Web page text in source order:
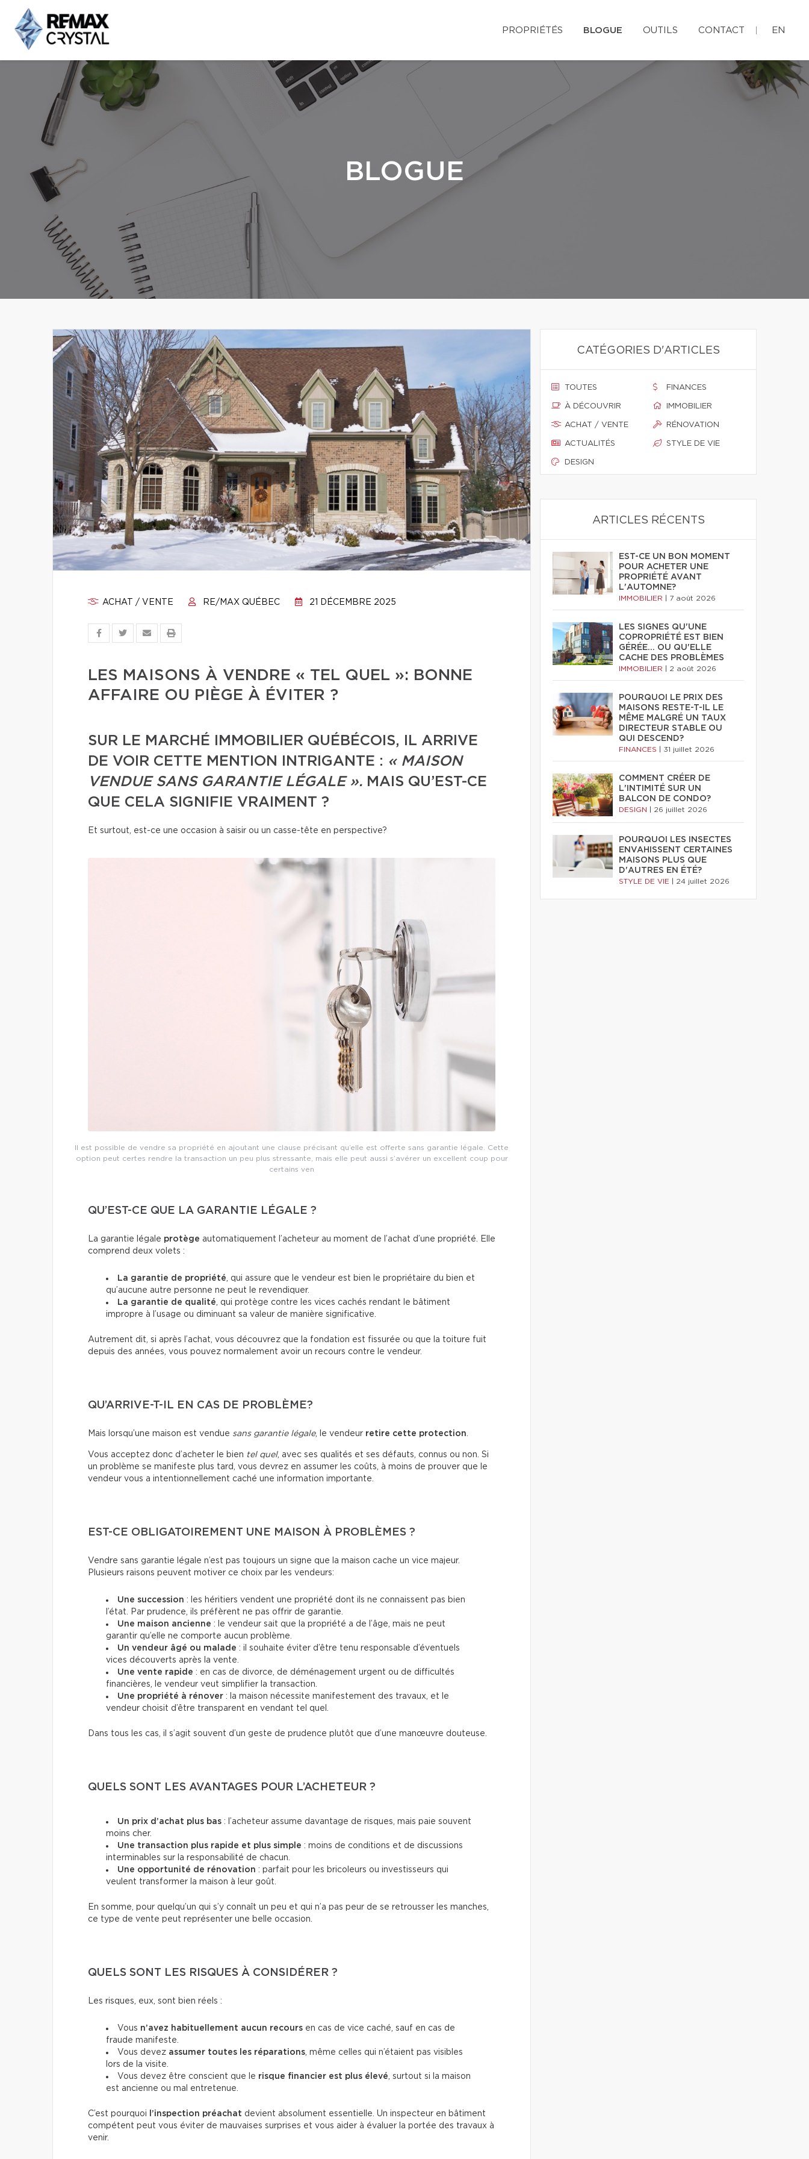
PROPRIÉTÉS BLOGUE OUTILS CONTACT EN
BLOGUE
ACHAT / VENTE RE/MAX QUÉBEC 21 DÉCEMBRE 2025
LES MAISONS À VENDRE « TEL QUEL »: BONNE
AFFAIRE OU PIÈGE À ÉVITER ?
SUR LE MARCHÉ IMMOBILIER QUÉBÉCOIS, IL ARRIVE
DE VOIR CETTE MENTION INTRIGANTE : « MAISON
VENDUE SANS GARANTIE LÉGALE ». MAIS QU’EST-CE
QUE CELA SIGNIFIE VRAIMENT ?
Et surtout, est-ce une occasion à saisir ou un casse-tête en perspective?
Il est possible de vendre sa propriété en ajoutant une clause précisant qu’elle est offerte sans garantie légale. Cette
option peut certes rendre la transaction un peu plus stressante, mais elle peut aussi s’avérer un excellent coup pour
certains ven
QU’EST-CE QUE LA GARANTIE LÉGALE ?
La garantie légale protège automatiquement l’acheteur au moment de l’achat d’une propriété. Elle
comprend deux volets :
La garantie de propriété, qui assure que le vendeur est bien le propriétaire du bien et
qu’aucune autre personne ne peut le revendiquer.
La garantie de qualité, qui protège contre les vices cachés rendant le bâtiment
impropre à l’usage ou diminuant sa valeur de manière significative.
Autrement dit, si après l’achat, vous découvrez que la fondation est fissurée ou que la toiture fuit
depuis des années, vous pouvez normalement avoir un recours contre le vendeur.
QU’ARRIVE-T-IL EN CAS DE PROBLÈME?
Mais lorsqu’une maison est vendue sans garantie légale, le vendeur retire cette protection.
Vous acceptez donc d’acheter le bien tel quel, avec ses qualités et ses défauts, connus ou non. Si
un problème se manifeste plus tard, vous devrez en assumer les coûts, à moins de prouver que le
vendeur vous a intentionnellement caché une information importante.
EST-CE OBLIGATOIREMENT UNE MAISON À PROBLÈMES ?
Vendre sans garantie légale n’est pas toujours un signe que la maison cache un vice majeur.
Plusieurs raisons peuvent motiver ce choix par les vendeurs:
Une succession : les héritiers vendent une propriété dont ils ne connaissent pas bien
l’état. Par prudence, ils préfèrent ne pas offrir de garantie.
Une maison ancienne : le vendeur sait que la propriété a de l’âge, mais ne peut
garantir qu’elle ne comporte aucun problème.
Un vendeur âgé ou malade : il souhaite éviter d’être tenu responsable d’éventuels
vices découverts après la vente.
Une vente rapide : en cas de divorce, de déménagement urgent ou de difficultés
financières, le vendeur veut simplifier la transaction.
Une propriété à rénover : la maison nécessite manifestement des travaux, et le
vendeur choisit d’être transparent en vendant tel quel.
Dans tous les cas, il s’agit souvent d’un geste de prudence plutôt que d’une manœuvre douteuse.
QUELS SONT LES AVANTAGES POUR L’ACHETEUR ?
Un prix d’achat plus bas : l’acheteur assume davantage de risques, mais paie souvent
moins cher.
Une transaction plus rapide et plus simple : moins de conditions et de discussions
interminables sur la responsabilité de chacun.
Une opportunité de rénovation : parfait pour les bricoleurs ou investisseurs qui
veulent transformer la maison à leur goût.
En somme, pour quelqu’un qui s’y connaît un peu et qui n’a pas peur de se retrousser les manches,
ce type de vente peut représenter une belle occasion.
QUELS SONT LES RISQUES À CONSIDÉRER ?
Les risques, eux, sont bien réels :
Vous n’avez habituellement aucun recours en cas de vice caché, sauf en cas de
fraude manifeste.
Vous devez assumer toutes les réparations, même celles qui n’étaient pas visibles
lors de la visite.
Vous devez être conscient que le risque financier est plus élevé, surtout si la maison
est ancienne ou mal entretenue.
C’est pourquoi l’inspection préachat devient absolument essentielle. Un inspecteur en bâtiment
compétent peut vous éviter de mauvaises surprises et vous aider à évaluer la portée des travaux à
venir.
CATÉGORIES D'ARTICLES
TOUTES
À DÉCOUVRIR
ACHAT / VENTE
ACTUALITÉS
DESIGN
FINANCES
IMMOBILIER
RÉNOVATION
STYLE DE VIE
ARTICLES RÉCENTS
EST-CE UN BON MOMENT
POUR ACHETER UNE
PROPRIÉTÉ AVANT
L'AUTOMNE?
IMMOBILIER 7 août 2026
LES SIGNES QU'UNE
COPROPRIÉTÉ EST BIEN
GÉRÉE… OU QU'ELLE
CACHE DES PROBLÈMES
IMMOBILIER 2 août 2026
POURQUOI LE PRIX DES
MAISONS RESTE-T-IL LE
MÊME MALGRÉ UN TAUX
DIRECTEUR STABLE OU
QUI DESCEND?
FINANCES 31 juillet 2026
COMMENT CRÉER DE
L'INTIMITÉ SUR UN
BALCON DE CONDO?
DESIGN 26 juillet 2026
POURQUOI LES INSECTES
ENVAHISSENT CERTAINES
MAISONS PLUS QUE
D'AUTRES EN ÉTÉ?
STYLE DE VIE 24 juillet 2026